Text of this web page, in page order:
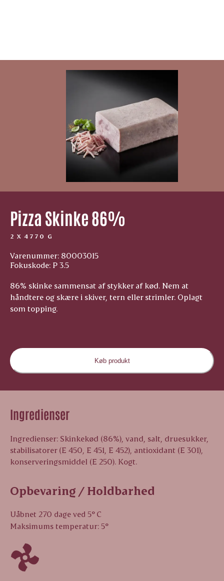
Pizza Skinke 86%
2 X 4770 G
Varenummer: 80003015
Fokuskode: P 3.5
86% skinke sammensat af stykker af kød. Nem at
håndtere og skære i skiver, tern eller strimler. Oplagt
som topping.
Køb produkt
Ingredienser
Ingredienser: Skinkekød (86%), vand, salt, druesukker,
stabilisatorer (E 450, E 451, E 452), antioxidant (E 301),
konserveringsmiddel (E 250). Kogt.
Opbevaring / Holdbarhed
Uåbnet 270 dage ved 5° C
Maksimums temperatur: 5°